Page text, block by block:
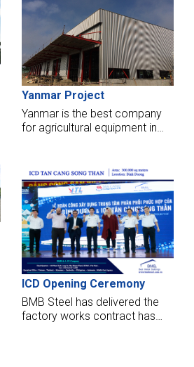
Yanmar Project
Yanmar is the best company
for agricultural equipment in
build a maintenance and
service center for Yanmar,
located in Thilawa IP,
Myanmar.
ICD Opening Ceremony
BMB Steel has delivered the
factory works contract has